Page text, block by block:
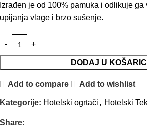
Izrađen je od 100% pamuka i odlikuje
upijanja vlage i brzo sušenje.
DODAJ U
Add to compare Add to wishlist
Kategorije: Hotelski ogrtači , Hotelski
Share: